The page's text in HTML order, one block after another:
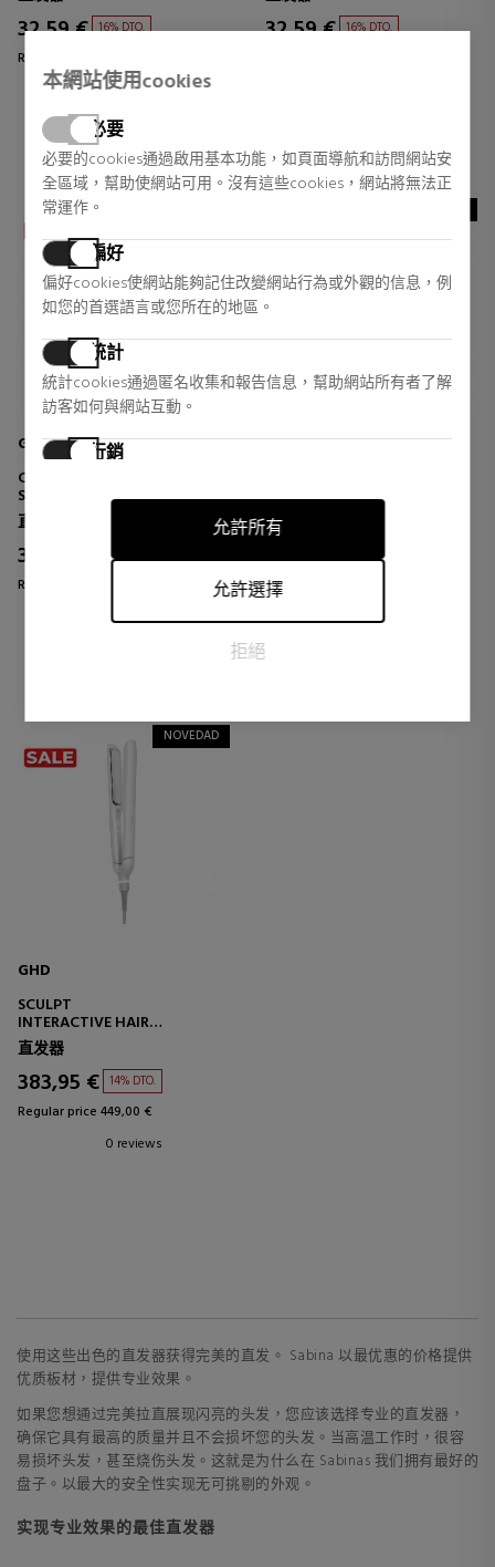
本網站使用cookies
必要
必要的cookies通過啟用基本功能，如頁面導航和訪問網站安
全區域，幫助使網站可用。沒有這些cookies，網站將無法正
常運作。
偏好
偏好cookies使網站能夠記住改變網站行為或外觀的信息，例
如您的首選語言或您所在的地區。
統計
統計cookies通過匿名收集和報告信息，幫助網站所有者了解
訪客如何與網站互動。
行銷
別用戶具有相關性和吸引力的廣告，從而對發布者和第三方
允許所有
允許選擇
拒絕
32,59 € 16% DTO.
Regular price 39,00 €
0 reviews
32,59 € 16% DTO.
GHD
CHRONOS STYLER HAIR
STRAIGHTENER
直发器
316,75 € 16% DTO.
Regular price 379,00 €
0 reviews
GHD
INTERACTIVE HAIR
STRAIGHTENER
直发器
383,95 € 14% DTO.
Regular price 449,00 €
0 reviews
NOVEDAD
GHD
SCULPT
INTERACTIVE HAIR
STRAIGHTENER
直发器
383,95 € 14% DTO.
Regular price 449,00 €
0 reviews
使用这些出色的直发器获得完美的直发。 Sabina 以最优惠的价格提供
优质板材，提供专业效果。
如果您想通过完美拉直展现闪亮的头发，您应该选择专业的直发器，
确保它具有最高的质量并且不会损坏您的头发。当高温工作时，很容
易损坏头发，甚至烧伤头发。这就是为什么在 Sabinas 我们拥有最好的
盘子。以最大的安全性实现无可挑剔的外观。
实现专业效果的最佳直发器